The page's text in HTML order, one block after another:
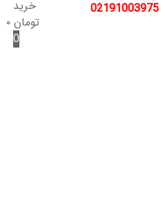
02191003975
خرید
تومان۰
0